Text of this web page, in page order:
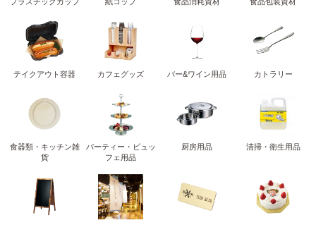
テイクアウト容器 カフェグッズ バー&ワイン用品 カトラリー
食器類・キッチン雑
貨
パーティー・ビュッ
フェ用品
厨房用品 清掃・衛生用品